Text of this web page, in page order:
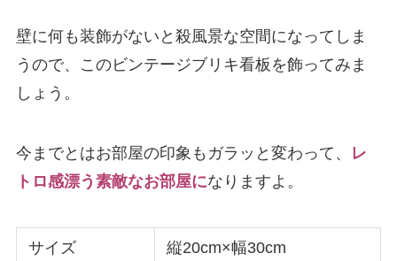
壁に何も装飾がないと殺風景な空間になってしま
うので、このビンテージブリキ看板を飾ってみま
しょう。
今までとはお部屋の印象もガラッと変わって、
レ
トロ感漂う素敵なお部屋になりますよ。
サイズ 縦20cm×幅30cm